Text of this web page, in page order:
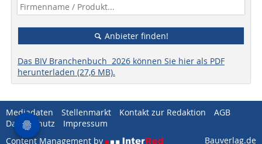
Anbieter finden!
Das BIV Branchenbuch 2026 können Sie hier als PDF
herunterladen (27,6 MB).
Mediadaten Stellenmarkt Kontakt zur Redaktion
AGB
Datenschutz
Impressum
Content Management by
Bauverlag.de